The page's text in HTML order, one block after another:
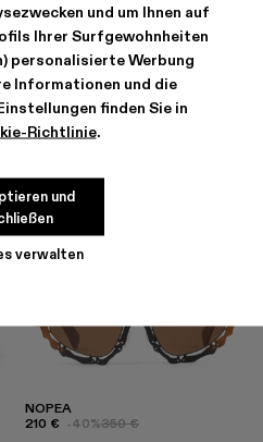
und um Ihnen auf
Ihrer Surfgewohnheiten
personalisierte Werbung
Informationen und die
finden Sie in
Richtlinie.
verwalten
und
NOPEA
210 € -40%350 €